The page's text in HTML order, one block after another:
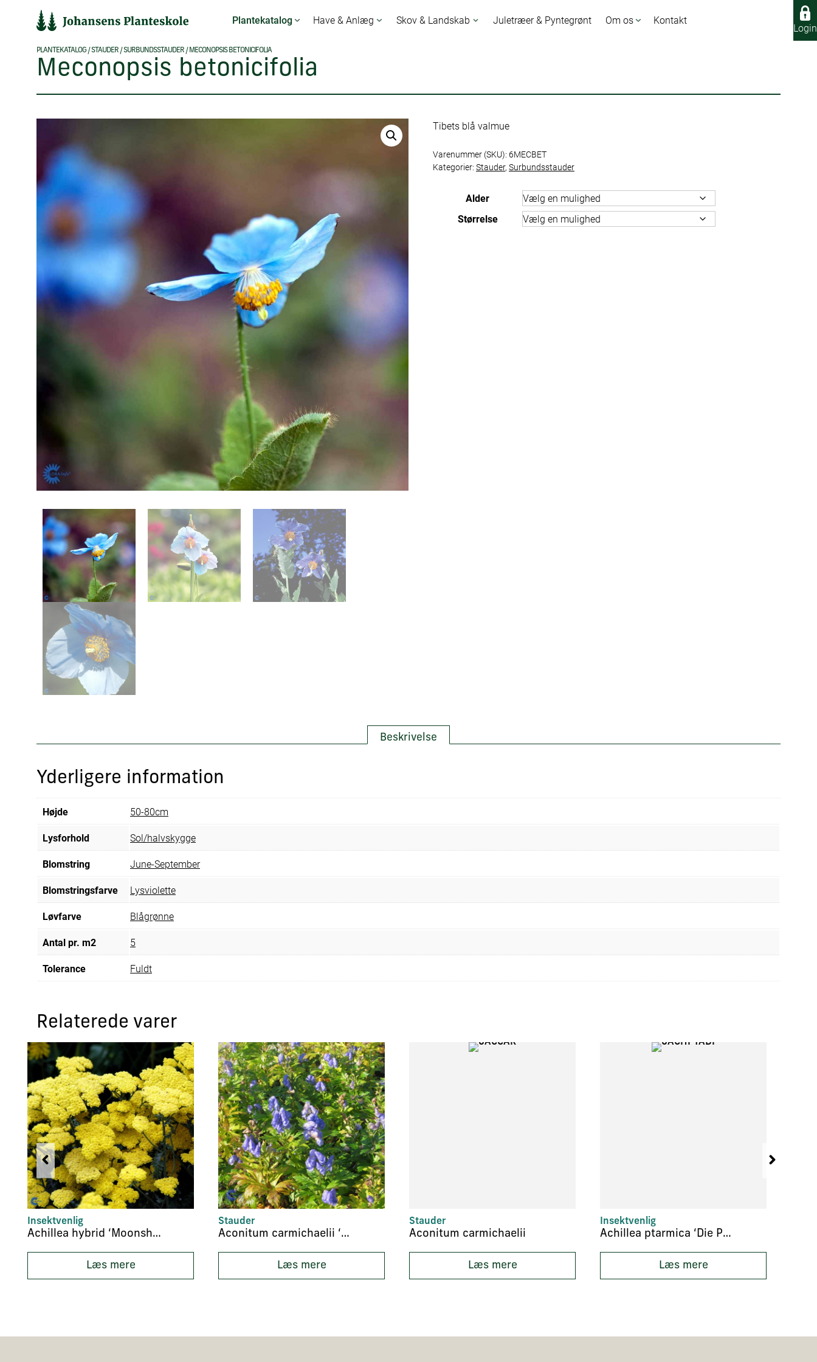
Plantekatalog Have & Anlæg Skov & Landskab Juletræer & Pyntegrønt Om os Kontakt
Login
Login
PLANTEKATALOG/STAUDER /SURBUNDSSTAUDER / MECONOPSIS BETONICIFOLIA
Meconopsis betonicifolia
Tibets blå valmue
Varenummer (SKU): 6MECBET
Kategorier: Stauder, Surbundsstauder
Alder
Størrelse
Beskrivelse
Yderligere information
Højde 50-80cm
Lysforhold Sol/halvskygge
Blomstring June-September
Blomstringsfarve Lysviolette
Løvfarve Blågrønne
Antal pr. m2 5
Tolerance Fuldt
Relaterede varer
Insektvenlig
Achillea hybrid ‘Moonshine’
Læs mere
Stauder
Aconitum carmichaelii ‘Fischeri’
Læs mere
Stauder
Aconitum carmichaelii
Læs mere
Insektvenlig
Achillea ptarmica ‘Die Perle’
Læs mere